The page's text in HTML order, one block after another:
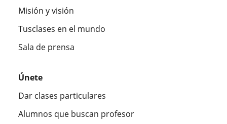
Misión y visión
Tusclases en el mundo
Sala de prensa
Únete
Dar clases particulares
Alumnos que buscan profesor